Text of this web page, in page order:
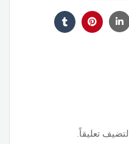
لتضيف تعليقاً.